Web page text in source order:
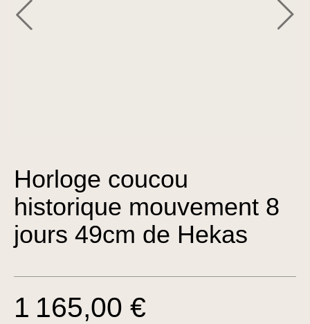
Horloge coucou
historique mouvement 8
jours 49cm de Hekas
1 165,00 €